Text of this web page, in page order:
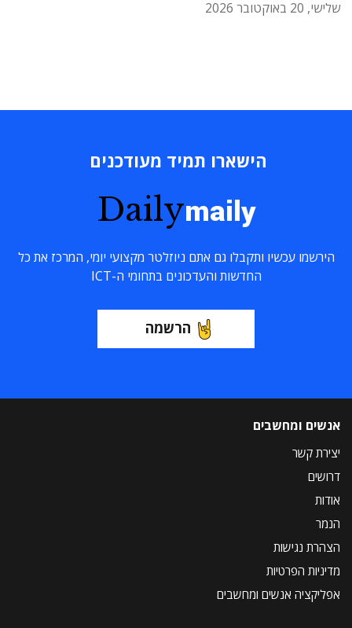
שלישי, 20 באוקטובר 2026
הישארו תמיד מעודכנים
Dailymaily
הירשמו עכשיו ותקבלו גם אתם ניוזלטר מקצועי יומי, המרכז את כל
החדשות והעדכונים בתחומי ה-ICT
הרשמה
אנשים ומחשבים
יצירת קשר
דרושים
אודות
הנמר
הצהרת נגישות
מדיניות הפרטיות
אפליקציה אנשים ומחשבים